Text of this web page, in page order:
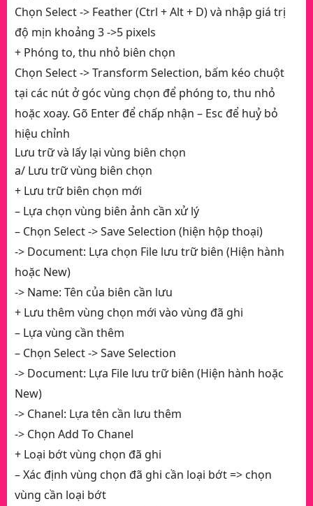
Chọn Select -> Feather (Ctrl + Alt + D) và nhập giá trị
độ mịn khoảng 3 ->5 pixels
+ Phóng to, thu nhỏ biên chọn
Chọn Select -> Transform Selection, bấm kéo chuột
tại các nút ở góc vùng chọn để phóng to, thu nhỏ
hoặc xoay. Gõ Enter để chấp nhận – Esc để huỷ bỏ
hiệu chỉnh
Lưu trữ và lấy lại vùng biên chọn
a/ Lưu trữ vùng biên chọn
+ Lưu trữ biên chọn mới
– Lựa chọn vùng biên ảnh cần xử lý
– Chọn Select -> Save Selection (hiện hộp thoại)
-> Document: Lựa chọn File lưu trữ biên (Hiện hành
hoặc New)
-> Name: Tên của biên cần lưu
+ Lưu thêm vùng chọn mới vào vùng đã ghi
– Lựa vùng cần thêm
– Chọn Select -> Save Selection
-> Document: Lựa File lưu trữ biên (Hiện hành hoặc
New)
-> Chanel: Lựa tên cần lưu thêm
-> Chọn Add To Chanel
+ Loại bớt vùng chọn đã ghi
– Xác định vùng chọn đã ghi cần loại bớt => chọn
vùng cần loại bớt